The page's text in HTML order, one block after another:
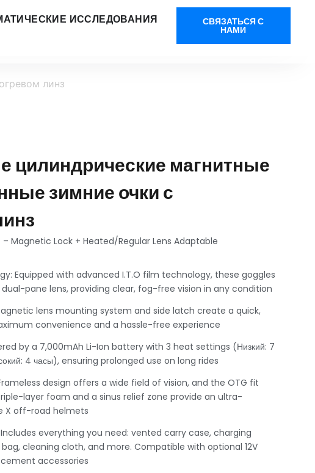
ИССЛЕДОВАНИЯ
СВЯЗАТЬСЯ С
НАМИ
линз
цилиндрические магнитные
зимние очки с
– Magnetic Lock+ Heated/Regular Lens Adaptable
: Equipped with advanced I.T.O film technology, these goggles
pane lens, providing clear, fog-free vision in any condition
lens mounting system and side latch create a quick,
convenience and a hassle-free experience
by a 7,000mAh Li-Ion battery with 3 heat settings (Низкий: 7
4 часы), ensuring prolonged use on long rides
design offers a wide field of vision, and the OTG fit
layer foam and a sinus relief zone provide an ultra-
X off-road helmets
Includes everything you need: vented carry case, charging
, cleaning cloth, and more. Compatible with optional 12V
accessories